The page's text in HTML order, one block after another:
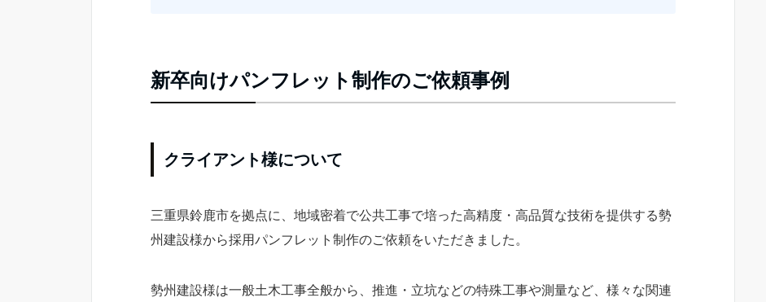
新卒向けパンフレット制作のご依頼事例
クライアント様について
三重県鈴鹿市を拠点に、地域密着で公共工事で培った高精度・高品質な技術を提供する勢
州建設様から採用パンフレット制作のご依頼をいただきました。
勢州建設様は一般土木工事全般から、推進・立坑などの特殊工事や測量など、様々な関連